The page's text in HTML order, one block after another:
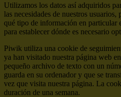
Utilizamos los datos así adquiridos
las necesidades de nuestros
qué tipo de información en particular
para establecer dónde es necesario
Piwik utiliza una cookie de
ya han visitado nuestra página web
pequeño archivo de texto con un
guarda en su ordenador y que se
vez que visita nuestra página. La
duración de una semana.